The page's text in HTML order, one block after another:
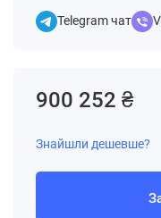
Telegram чат
900 252 ₴
Знайшли дешевше?